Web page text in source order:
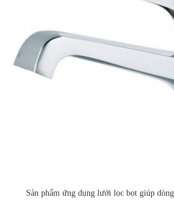
Sản phẩm ứng dụng lưới lọc bọt giúp